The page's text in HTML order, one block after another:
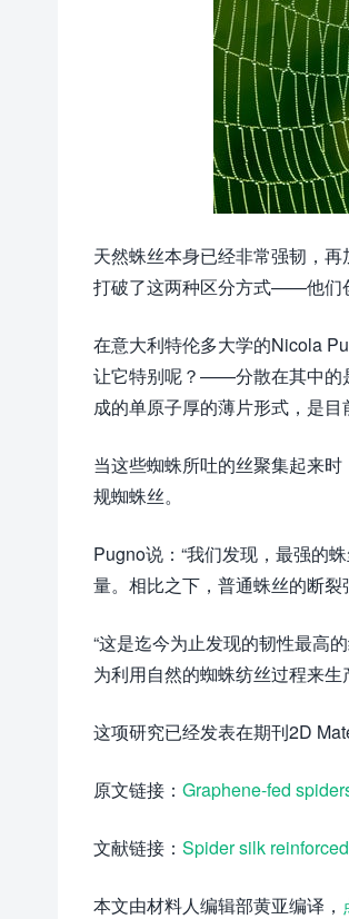
天然蛛丝本身已经非常强韧，
打破了这两种区分方式——他们
在意大利特伦多大学的Nicola
让它特别呢？——分散在其中的
成的单原子厚的薄片形式，是目
当这些蜘蛛所吐的丝聚集起来
规蜘蛛丝。
Pugno说：“我们发现，最强的
量。相比之下，普通蛛丝的断
“这是迄今为止发现的韧性最高
为利用自然的蜘蛛纺丝过程来
这项研究已经发表在期刊2D
原文链接： Graphene-fed
文献链接： Spider silk
本文由材料人编辑部黄亚编译，